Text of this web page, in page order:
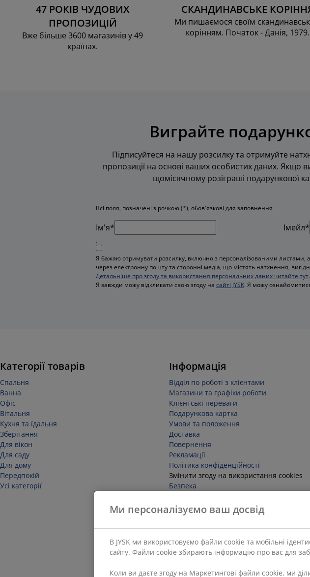
47 РОКІВ ЧУДОВИХ
ПРОПОЗИЦІЙ
Вже більше 3600 магазинів у 49
країнах.
СКАНДИНАВСЬКЕ
Ми пишаємося своїм
корінням. Початок - Данія, 1979.
Виграйте
Підписуйтеся на нашу розсилку та отримуйте
пропозиції на основі ваших особистих даних. Якщо
щомісячному розіграші подарункової
Всі поля, позначені зірочкою (*), обов'язкові для заповнення
Iм'я* Імейл*
Я бажаю отримувати розсилку, включно з персоналізованими листами,
через електронну пошту та сторонні медіа, що містять натхнення,
Детальніше про згоду та використання персональних даних читайте тут.
Я завжди можу відкликати свою згоду на сайті JYSK. Я можу ознайомитися
Категорії товарів
Спальня
Ванна
Офіс
Вітальня
Кухня та їдальня
Зберігання
Для вікон
Для саду
Для дому
Передпокій
Усі категорії
Інформація
Відділ по роботі з клієнтами
Магазини та графіки роботи
Клієнтські переваги
Подарункова картка
Умови та положення
Доставка
Повернення
Рекламації
Політика конфіденційності
Змінити згоду на використання cookies
Безпека
Ми персоналізуємо ваш досвід
В JYSK ми використовуємо файли cookie та мобільні
сайту. Файли cookie збирають інформацію про вас для
Коли ви даєте згоду на Маркетингові файли cookie, ми